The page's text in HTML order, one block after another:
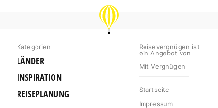
REISEVERGNÜGEN
Kategorien
LÄNDER
INSPIRATION
REISEPLANUNG
Reisevergnügen ist
ein Angebot von
Mit Vergnügen
Startseite
Impressum